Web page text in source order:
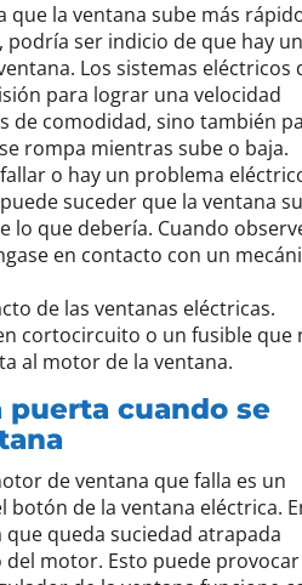
que la ventana sube más
ser indicio de que hay un
Los sistemas eléctricos
para lograr una velocidad
de comodidad, sino también
rompa mientras sube o baja.
o hay un problema
suceder que la ventana
lo que debería. Cuando
en contacto con un
de las ventanas eléctricas.
cortocircuito o un fusible que
al motor de la ventana.
puerta cuando se
de ventana que falla es un
de la ventana eléctrica.
que queda suciedad atrapada
motor. Esto puede provocar